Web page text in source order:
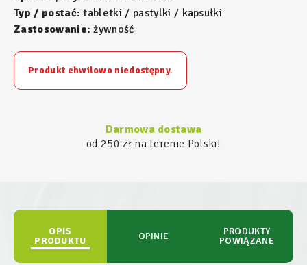
Typ / postać: tabletki / pastylki / kapsułki
Zastosowanie: żywność
Produkt chwilowo niedostępny.
Darmowa dostawa
od 250 zł na terenie Polski!
OPIS
PRODUKTU
OPINIE
PRODUKTY
POWIĄZANE